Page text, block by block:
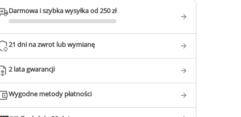
Darmowa i szybka wysyłka od 250 zł
21 dni na zwrot lub wymianę
2 lata gwarancji
Wygodne metody płatności